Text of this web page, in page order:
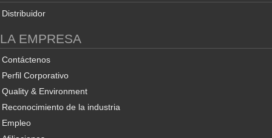
Distribuidor
LA EMPRESA
Contáctenos
Perfil Corporativo
Quality & Environment
Reconocimiento de la industria
Empleo